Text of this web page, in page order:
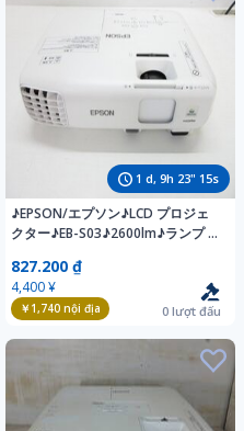
1 d, 9h 23" 14s
♪EPSON/エプソン♪LCD プロジェ
クター♪EB-S03♪2600lm♪ランプ 高
ード・リモコン付き K6315
827.200 ₫
4,400 ¥
￥1,740nội địa 0 lượt đấu